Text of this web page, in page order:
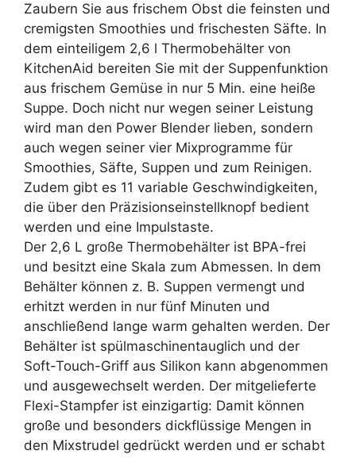
Zaubern Sie aus frischem Obst die feinsten und
cremigsten Smoothies und frischesten Säfte. In
dem einteiligem 2,6 l Thermobehälter von
KitchenAid bereiten Sie mit der Suppenfunktion
aus frischem Gemüse in nur 5 Min. eine heiße
Suppe. Doch nicht nur wegen seiner Leistung
wird man den Power Blender lieben, sondern
auch wegen seiner vier Mixprogramme für
Smoothies, Säfte, Suppen und zum Reinigen.
Zudem gibt es 11 variable Geschwindigkeiten,
die über den Präzisionseinstellknopf bedient
werden und eine Impulstaste.
Der 2,6 L große Thermobehälter ist BPA-frei
und besitzt eine Skala zum Abmessen. In dem
Behälter können z. B. Suppen vermengt und
erhitzt werden in nur fünf Minuten und
anschließend lange warm gehalten werden. Der
Behälter ist spülmaschinentauglich und der
Soft-Touch-Griff aus Silikon kann abgenommen
und ausgewechselt werden. Der mitgelieferte
Flexi-Stampfer ist einzigartig: Damit können
große und besonders dickflüssige Mengen in
den Mixstrudel gedrückt werden und er schabt